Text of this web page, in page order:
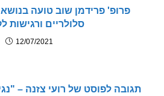
פרופ' פרידמן שוב טועה בנושא קרינה
סלולריים ורגישות לקרינה.
12/07/2021
לפוסט של רועי צזנה – "נגיף